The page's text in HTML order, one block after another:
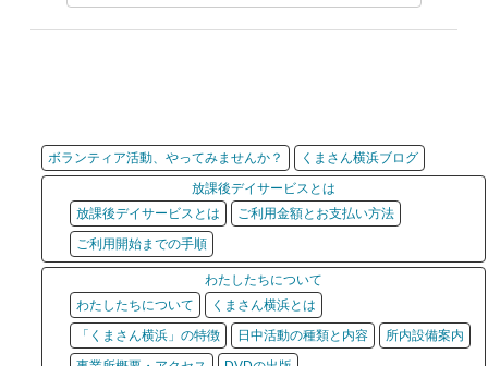
ボランティア活動、やってみませんか？
くまさん横浜ブログ
放課後デイサービスとは
放課後デイサービスとは
ご利用金額とお支払い方法
ご利用開始までの手順
わたしたちについて
わたしたちについて
くまさん横浜とは
「くまさん横浜」の特徴
日中活動の種類と内容
所内設備案内